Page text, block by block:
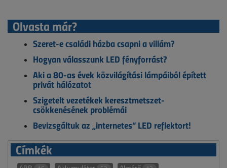
Olvasta már?
Szeret-e családi házba csapni a villám?
Hogyan válasszunk LED fényforrást?
Aki a 80-as évek közvilágítási lámpáiból épített
privát hálózatot
Szigetelt vezetékek keresztmetszet-
csökkenésének problémái
Bevizsgáltuk az „internetes” LED reflektort!
Címkék